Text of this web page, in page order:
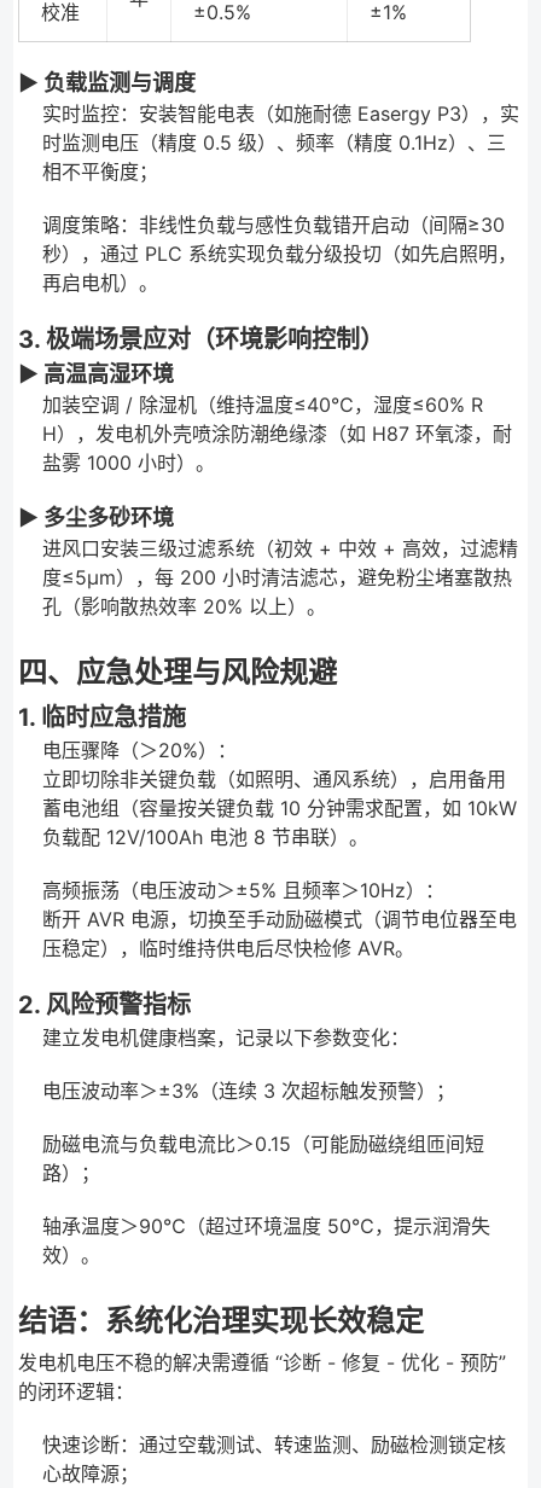
校准 ±0.5% ±1%
▶ 负载监测与调度
实时监控：安装智能电表（如施耐德 Easergy P3），实
时监测电压（精度 0.5 级）、频率（精度 0.1Hz）、三
相不平衡度；
调度策略：非线性负载与感性负载错开启动（间隔≥30
秒），通过 PLC 系统实现负载分级投切（如先启照明，
再启电机）。
3. 极端场景应对（环境影响控制）
▶ 高温高湿环境
加装空调 / 除湿机（维持温度≤40℃，湿度≤60% R
H），发电机外壳喷涂防潮绝缘漆（如 H87 环氧漆，耐
盐雾 1000 小时）。
▶ 多尘多砂环境
进风口安装三级过滤系统（初效 + 中效 + 高效，过滤精
度≤5μm），每 200 小时清洁滤芯，避免粉尘堵塞散热
孔（影响散热效率 20% 以上）。
四、应急处理与风险规避
1. 临时应急措施
电压骤降（＞20%）：
立即切除非关键负载（如照明、通风系统），启用备用
蓄电池组（容量按关键负载 10 分钟需求配置，如 10kW
负载配 12V/100Ah 电池 8 节串联）。
高频振荡（电压波动＞±5% 且频率＞10Hz）：
断开 AVR 电源，切换至手动励磁模式（调节电位器至电
压稳定），临时维持供电后尽快检修 AVR。
2. 风险预警指标
建立发电机健康档案，记录以下参数变化：
电压波动率＞±3%（连续 3 次超标触发预警）；
励磁电流与负载电流比＞0.15（可能励磁绕组匝间短
路）；
轴承温度＞90℃（超过环境温度 50℃，提示润滑失
效）。
结语：系统化治理实现长效稳定
发电机电压不稳的解决需遵循 “诊断 - 修复 - 优化 - 预防”
的闭环逻辑：
快速诊断：通过空载测试、转速监测、励磁检测锁定核
心故障源；